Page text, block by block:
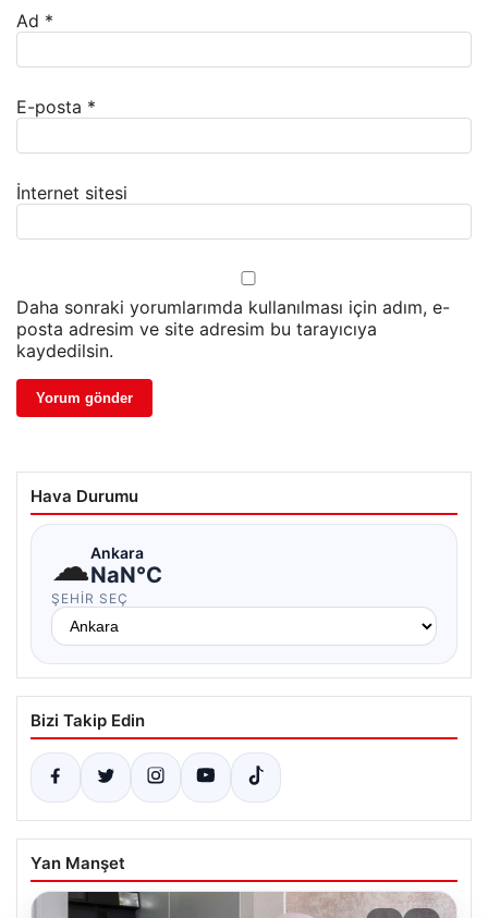
Ad *
E-posta *
İnternet sitesi
Daha sonraki yorumlarımda kullanılması için adım, e-
posta adresim ve site adresim bu tarayıcıya
kaydedilsin.
Hava Durumu
☁Ankara
NaN°C
ŞEHIR SEÇ
Bizi Takip Edin
Yan Manşet